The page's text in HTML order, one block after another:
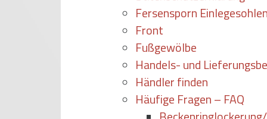
Fersensporn
Front
Fußgewölbe
Handels- und
Händler finden
Häufige Fragen – FAQ